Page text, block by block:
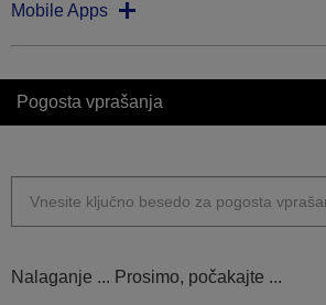
Mobile Apps
Pogosta vprašanja
Nalaganje ... Prosimo, počakajte ...